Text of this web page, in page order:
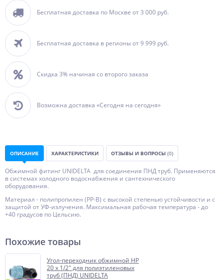
Бесплатная доставка по Москве от 3 000 руб.
Бесплатная доставка в регионы от 9 999 руб.
Скидка 3% начиная со второго заказа
Возможна доставка «Сегодня на сегодня»
ОПИСАНИЕ ХАРАКТЕРИСТИКИ ОТЗЫВЫ И ВОПРОСЫ (0)
Обжимной фитинг UNIDELTA для соединения ПНД труб. Применяются
в системах холодного водоснабжения и сантехнического
оборудования.
Материал - полипропилен (PP-B) с высокой степенью устойчивости и с
защитой от УФ-излучения. Максимальная рабочая температура - до
+40 градусов по Цельсию.
Похожие товары
Угол-переходник обжимной НР
20 x 1/2" для полиэтиленовых
труб (ПНД) UNIDELTA